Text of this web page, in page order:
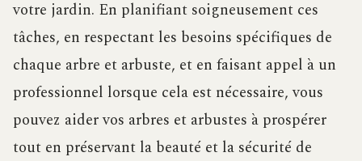
votre jardin. En planifiant soigneusement ces
tâches, en respectant les besoins spécifiques de
chaque arbre et arbuste, et en faisant appel à un
professionnel lorsque cela est nécessaire, vous
pouvez aider vos arbres et arbustes à prospérer
tout en préservant la beauté et la sécurité de